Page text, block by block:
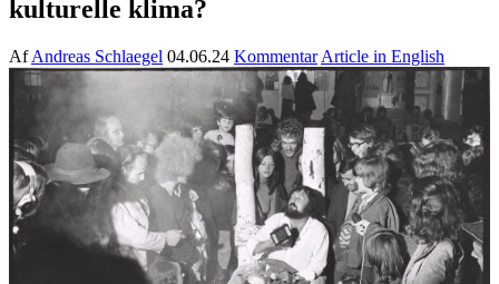
kulturelle klima?
AfAndreas Schlaegel 04.06.24 Kommentar Article in English